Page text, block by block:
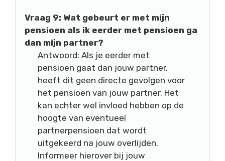
Vraag 9: Wat gebeurt er met mijn
pensioen als ik eerder met pensioen ga
dan mijn partner?
Antwoord: Als je eerder met
pensioen gaat dan jouw partner,
heeft dit geen directe gevolgen voor
het pensioen van jouw partner. Het
kan echter wel invloed hebben op de
hoogte van eventueel
partnerpensioen dat wordt
uitgekeerd na jouw overlijden.
Informeer hierover bij jouw